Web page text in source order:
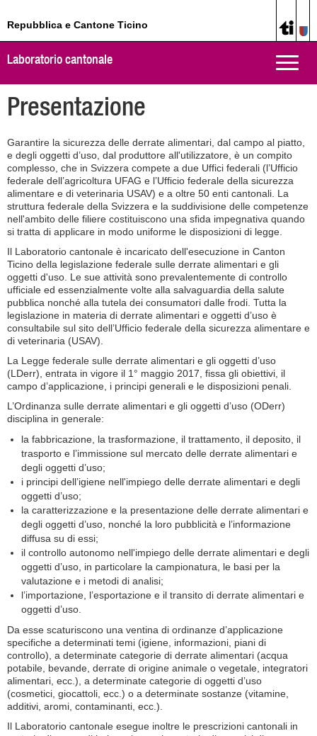
Repubblica e Cantone Ticino
Toggle
Laboratorio cantonale
Presentazione
Garantire la sicurezza delle derrate alimentari, dal campo al piatto,
e degli oggetti d’uso, dal produttore all'utilizzatore, è un compito
complesso, che in Svizzera compete a due Uffici federali (l’Ufficio
federale dell’agricoltura UFAG e l’Ufficio federale della sicurezza
alimentare e di veterinaria USAV) e a oltre 50 enti cantonali. La
struttura federale della Svizzera e la suddivisione delle competenze
nell'ambito delle filiere costituiscono una sfida impegnativa quando
si tratta di applicare in modo uniforme le disposizioni di legge.
Il Laboratorio cantonale è incaricato dell'esecuzione in Canton
Ticino della legislazione federale sulle derrate alimentari e gli
oggetti d'uso. Le sue attività sono prevalentemente di controllo
ufficiale ed essenzialmente volte alla salvaguardia della salute
pubblica nonché alla tutela dei consumatori dalle frodi. Tutta la
legislazione in materia di derrate alimentari e oggetti d’uso è
consultabile sul sito dell’Ufficio federale della sicurezza alimentare e
di veterinaria (USAV).
La Legge federale sulle derrate alimentari e gli oggetti d’uso
(LDerr), entrata in vigore il 1° maggio 2017, fissa gli obiettivi, il
campo d’applicazione, i principi generali e le disposizioni penali.
L’Ordinanza sulle derrate alimentari e gli oggetti d’uso (ODerr)
disciplina in generale:
la fabbricazione, la trasformazione, il trattamento, il deposito, il
trasporto e l’immissione sul mercato delle derrate alimentari e
degli oggetti d’uso;
i principi dell’igiene nell'impiego delle derrate alimentari e degli
oggetti d’uso;
la caratterizzazione e la presentazione delle derrate alimentari e
degli oggetti d’uso, nonché la loro pubblicità e l’informazione
diffusa su di essi;
il controllo autonomo nell'impiego delle derrate alimentari e degli
oggetti d’uso, in particolare la campionatura, le basi per la
valutazione e i metodi di analisi;
l’importazione, l’esportazione e il transito di derrate alimentari e
oggetti d’uso.
Da esse scaturiscono una ventina di ordinanze d’applicazione
specifiche a determinati temi (igiene, informazioni, piani di
controllo), a determinate categorie di derrate alimentari (acqua
potabile, bevande, derrate di origine animale o vegetale, integratori
alimentari, ecc.), a determinate categorie di oggetti d’uso
(cosmetici, giocattoli, ecc.) o a determinate sostanze (vitamine,
additivi, aromi, contaminanti, ecc.).
Il Laboratorio cantonale esegue inoltre le prescrizioni cantonali in